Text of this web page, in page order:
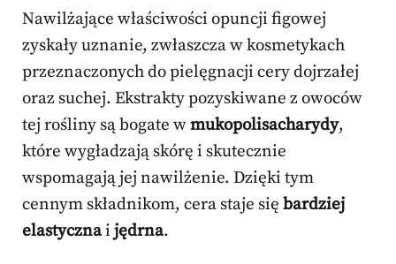
Nawilżające właściwości opuncji figowej
zyskały uznanie, zwłaszcza w kosmetykach
przeznaczonych do pielęgnacji cery dojrzałej
oraz suchej. Ekstrakty pozyskiwane z owoców
tej rośliny są bogate wmukopolisacharydy,
które wygładzają skórę i skutecznie
wspomagają jej nawilżenie. Dzięki tym
cennym składnikom, cera staje się bardziej
elastycznai jędrna.